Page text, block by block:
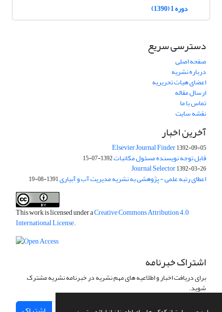
دوره 1 (1390)
دسترسی سریع
صفحه اصلی
درباره نشریه
اعضای هیات تحریریه
ارسال مقاله
تماس با ما
نقشه سایت
آخرین اخبار
Elsevier Journal Finder1392-09-05
قابل توجه نویسنده مسئول مکاتبات1392-07-15
Journal Selector1392-03-26
اعطای رتبه علمی - پژوهشی به نشریه مدیریت آب و آبیاری1391-08-19
This work is licensed under aCreative Commons Attribution 4.0
International License.
اشتراک خبرنامه
برای دریافت اخبار و اطلاعیه های مهم نشریه در خبرنامه نشریه مشترک
شوید.